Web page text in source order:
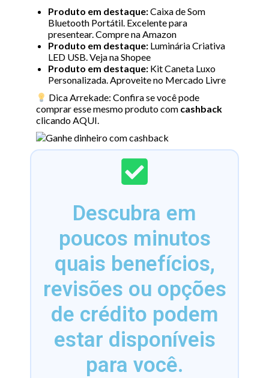
Produto em destaque:Caixa de Som
Bluetooth Portátil. Excelente para
presentear.Compre na Amazon
Produto em destaque: Luminária Criativa
LED USB.Veja na Shopee
Produto em destaque: Kit Caneta Luxo
Personalizada.Aproveite no Mercado Livre
Dica Arrekade: Confira se você pode
comprar esse mesmo produto com cashback
clicandoAQUI.
Descubra em
poucos minutos
quais benefícios,
revisões ou opções
de crédito podem
estar disponíveis
para você.